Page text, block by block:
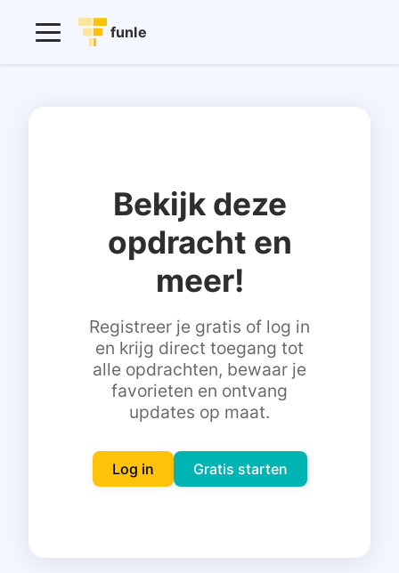
funle
Inloggen
Gratis starten
Bekijk deze
opdracht en
meer!
Registreer je gratis of log in
en krijg direct toegang tot
alle opdrachten, bewaar je
favorieten en ontvang
updates op maat.
Log in Gratis starten